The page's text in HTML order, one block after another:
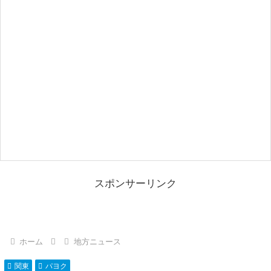
スポンサーリンク
ホーム 地方ニュース
関東 パヨク